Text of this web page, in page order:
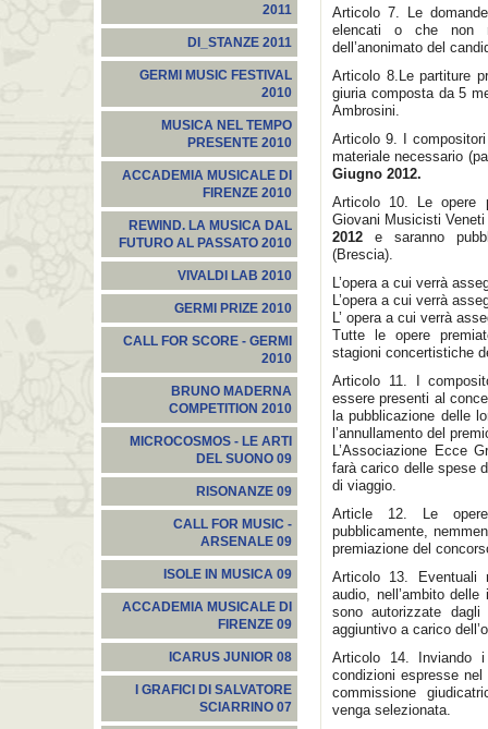
2011
DI_STANZE 2011
GERMI MUSIC FESTIVAL
2010
MUSICA NEL TEMPO
PRESENTE 2010
ACCADEMIA MUSICALE DI
FIRENZE 2010
REWIND. LA MUSICA DAL
FUTURO AL PASSATO 2010
VIVALDI LAB 2010
GERMI PRIZE 2010
CALL FOR SCORE - GERMI
2010
BRUNO MADERNA
COMPETITION 2010
MICROCOSMOS - LE ARTI
DEL SUONO 09
RISONANZE 09
CALL FOR MUSIC -
ARSENALE 09
ISOLE IN MUSICA 09
ACCADEMIA MUSICALE DI
FIRENZE 09
ICARUS JUNIOR 08
I GRAFICI DI SALVATORE
SCIARRINO 07
Articolo 7. Le
elencati o che non
dell’anonimato del
Articolo 8.Le partiture
giuria composta da 5
Ambrosini.
Articolo 9. I
materiale necessario
Giugno 2012.
Articolo 10. Le opere
Giovani Musicisti
2012e saranno
(Brescia).
L’opera a cui verrà
L’opera a cui verrà
L’ opera a cui verrà
Tutte le opere
stagioni concertistiche
Articolo 11. I
essere presenti al
la pubblicazione delle
l’annullamento del
L’Associazione Ecce
farà carico delle spese
di viaggio.
Article 12. Le
pubblicamente,
premiazione del
Articolo 13. Eventuali
audio, nell’ambito
sono autorizzate
aggiuntivo a carico
Articolo 14. Inviando
condizioni espresse
commissione
venga selezionata.